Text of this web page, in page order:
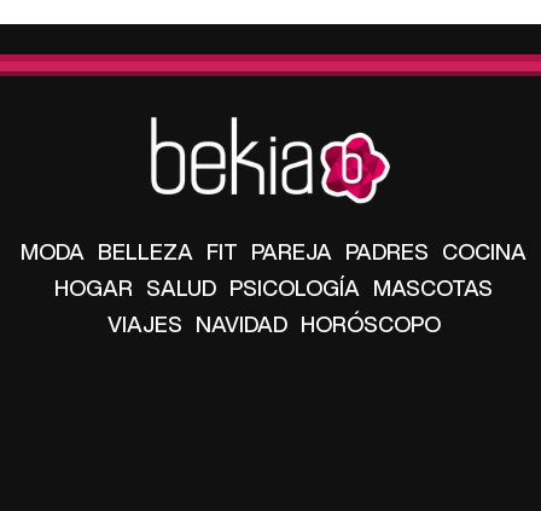
MODA BELLEZA FIT PAREJA PADRES COCINA
HOGAR SALUD PSICOLOGÍA MASCOTAS
VIAJES NAVIDAD HORÓSCOPO